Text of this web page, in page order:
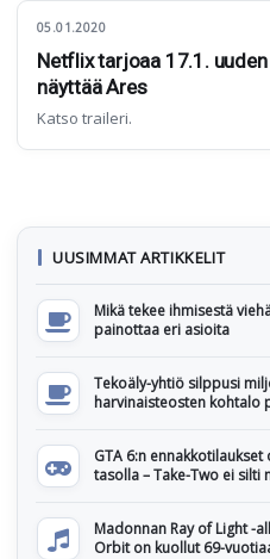
05.01.2020
Netflix tarjoaa 17.1.
näyttää Ares
Katso traileri.
UUSIMMAT ARTIKKELIT
Mikä tekee ihmisestä
painottaa eri asioita
Tekoäly-yhtiö silppusi
harvinaisteosten kohtalo
GTA 6:n
tasolla – Take-Two ei silti
Madonnan Ray of Light -
Orbit on kuollut 69-